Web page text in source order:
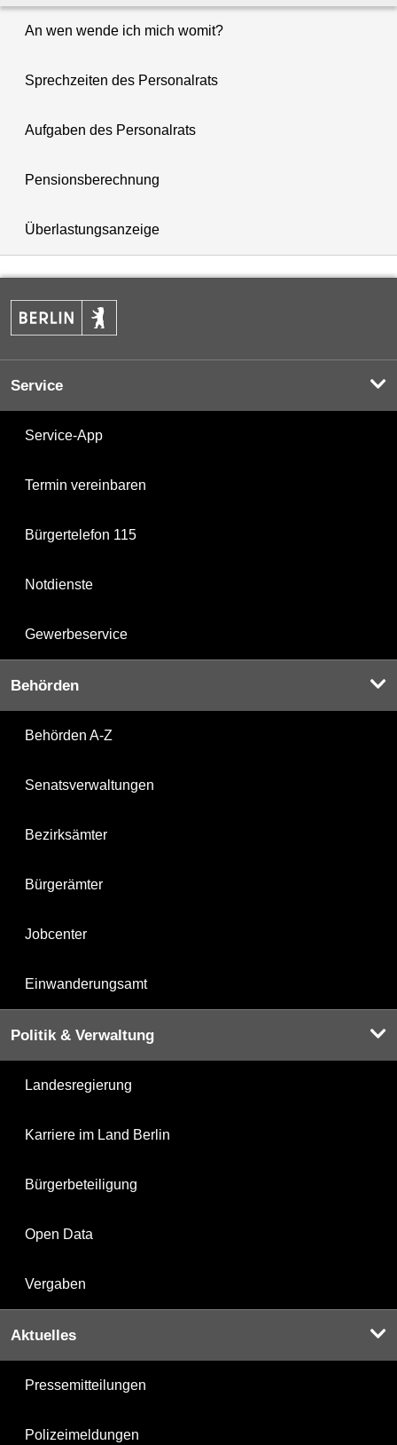
An wen wende ich mich womit?
Sprechzeiten des Personalrats
Aufgaben des Personalrats
Pensionsberechnung
Überlastungsanzeige
Service
Service-App
Termin vereinbaren
Bürgertelefon 115
Notdienste
Gewerbeservice
Behörden
Behörden A-Z
Senatsverwaltungen
Bezirksämter
Bürgerämter
Jobcenter
Einwanderungsamt
Politik & Verwaltung
Landesregierung
Karriere im Land Berlin
Bürgerbeteiligung
Open Data
Vergaben
Aktuelles
Pressemitteilungen
Polizeimeldungen